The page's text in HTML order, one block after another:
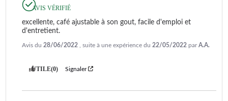
AVIS VÉRIFIÉ
excellente, café ajustable à son gout, facile d'emploi et
d'entretient.
Avis du 28/06/2022 , suite à une expérience du 22/05/2022 parA.A.
UTILE(0) Signaler